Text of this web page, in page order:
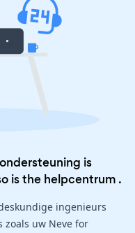
is
is the helpcentrum .
ingenieurs
zoals uw Neve for